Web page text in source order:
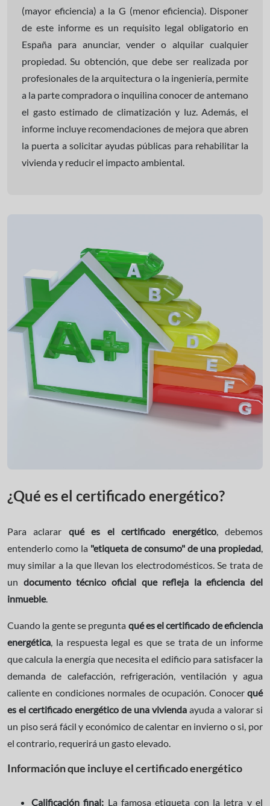
(mayor eficiencia) a la G (menor eficiencia). Disponer
de este informe es un requisito legal obligatorio en
España para anunciar, vender o alquilar cualquier
propiedad. Su obtención, que debe ser realizada por
profesionales de la arquitectura o la ingeniería, permite
a la parte compradora o inquilina conocer de antemano
el gasto estimado de climatización y luz. Además, el
informe incluye recomendaciones de mejora que abren
la puerta a solicitar ayudas públicas para rehabilitar la
vivienda y reducir el impacto ambiental.
¿Qué es el certificado energético?
Para aclarar qué es el certificado energético, debemos
entenderlo como la "etiqueta de consumo" de una propiedad,
muy similar a la que llevan los electrodomésticos. Se trata de
un documento técnico oficial que refleja la eficiencia del
inmueble.
Cuando la gente se pregunta qué es el certificado de eficiencia
energética, la respuesta legal es que se trata de un informe
que calcula la energía que necesita el edificio para satisfacer la
demanda de calefacción, refrigeración, ventilación y agua
caliente en condiciones normales de ocupación. Conocer qué
es el certificado energético de una vivienda ayuda a valorar si
un piso será fácil y económico de calentar en invierno o si, por
el contrario, requerirá un gasto elevado.
Información que incluye el certificado energético
Calificación final: La famosa etiqueta con la letra y el